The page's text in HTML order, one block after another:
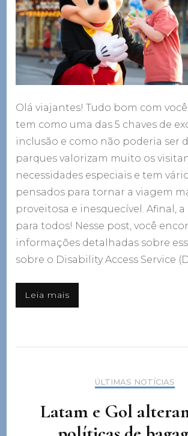
Olá viajantes! Tudo bom com
tem como uma das 5 chaves de
inclusão e como não poderia ser
parques valorizam muito os
necessidades especiais e tem
pensados para tornar a viagem
proveitosa e inesquecível. Afinal,
para todos! Nesse post, você
informações detalhadas sobre
sobre o Disability Access Service
Leia mais
ÚLTIMAS NOTÍCIAS
Latam e Gol